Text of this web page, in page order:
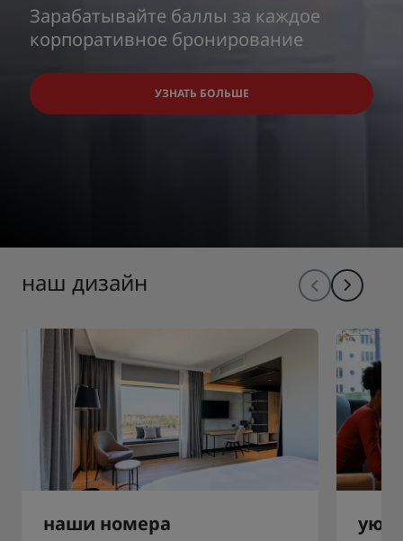
Зарабатывайте баллы за каждое
корпоративное бронирование
УЗНАТЬ БОЛЬШЕ
наш дизайн
наши номера